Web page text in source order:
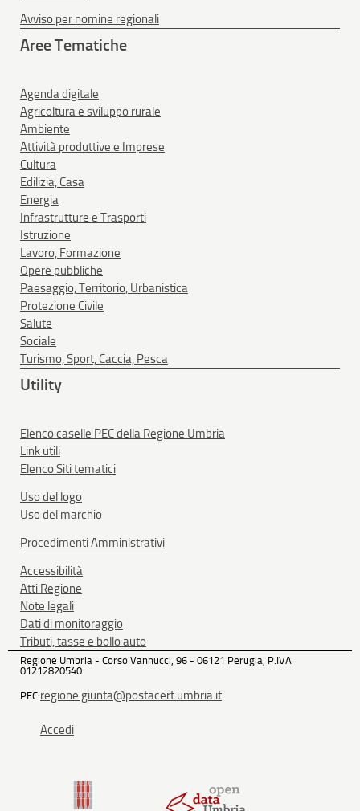
Avviso per nomine regionali
Aree Tematiche
Agenda digitale
Agricoltura e sviluppo rurale
Ambiente
Attività produttive e Imprese
Cultura
Edilizia, Casa
Energia
Infrastrutture e Trasporti
Istruzione
Lavoro, Formazione
Opere pubbliche
Paesaggio, Territorio, Urbanistica
Protezione Civile
Salute
Sociale
Turismo, Sport, Caccia, Pesca
Utility
Elenco caselle PEC della Regione Umbria
Link utili
Elenco Siti tematici
Uso del logo
Uso del marchio
Procedimenti Amministrativi
Accessibilità
Atti Regione
Note legali
Dati di monitoraggio
Tributi, tasse e bollo auto
Regione Umbria - Corso Vannucci, 96 - 06121 Perugia, P.IVA
01212820540
PEC:regione.giunta@postacert.umbria.it
Accedi